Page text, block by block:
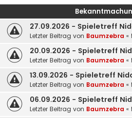
27.09.2026 - Spieletreff
Letzter Beitrag von Baumzebra «
20.09.2026 - Spieletreff
Letzter Beitrag von Baumzebra «
13.09.2026 - Spieletreff
Letzter Beitrag von Baumzebra «
06.09.2026 - Spieletreff
Letzter Beitrag von Baumzebra «